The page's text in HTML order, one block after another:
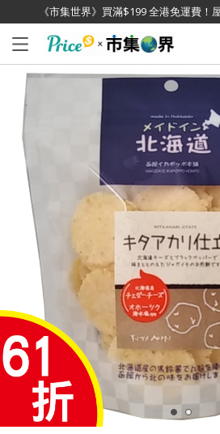
《市集世界》買滿$199 全港免運費！
已加入購物車